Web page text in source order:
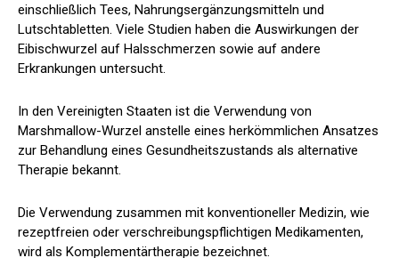
einschließlich Tees, Nahrungsergänzungsmitteln und
Lutschtabletten. Viele Studien haben die Auswirkungen der
Eibischwurzel auf Halsschmerzen sowie auf andere
Erkrankungen untersucht.
In den Vereinigten Staaten ist die Verwendung von
Marshmallow-Wurzel anstelle eines herkömmlichen Ansatzes
zur Behandlung eines Gesundheitszustands als alternative
Therapie bekannt.
Die Verwendung zusammen mit konventioneller Medizin, wie
rezeptfreien oder verschreibungspflichtigen Medikamenten,
wird als Komplementärtherapie bezeichnet.